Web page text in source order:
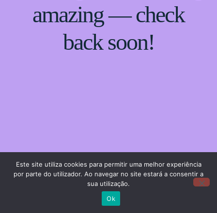
amazing — check
back soon!
Este site utiliza cookies para permitir uma melhor experiência
por parte do utilizador. Ao navegar no site estará a consentir a
sua utilização.
Ok